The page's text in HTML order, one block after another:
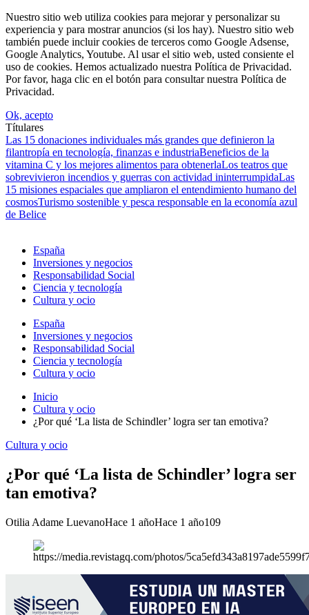
Nuestro sitio web utiliza cookies para mejorar y personalizar su
experiencia y para mostrar anuncios (si los hay). Nuestro sitio web
también puede incluir cookies de terceros como Google Adsense,
Google Analytics, Youtube. Al usar el sitio web, usted consiente el
uso de cookies. Hemos actualizado nuestra Política de Privacidad.
Por favor, haga clic en el botón para consultar nuestra Política de
Privacidad.
Ok, acepto
Títulares
Las 15 donaciones individuales más grandes que definieron la
filantropía en tecnología, finanzas e industriaBeneficios de la
vitamina C y los mejores alimentos para obtenerlaLos teatros que
sobrevivieron incendios y guerras con actividad ininterrumpidaLas
15 misiones espaciales que ampliaron el entendimiento humano del
cosmosTurismo sostenible y pesca responsable en la economía azul
de Belice
España
Inversiones y negocios
Responsabilidad Social
Ciencia y tecnología
Cultura y ocio
España
Inversiones y negocios
Responsabilidad Social
Ciencia y tecnología
Cultura y ocio
Inicio
Cultura y ocio
¿Por qué ‘La lista de Schindler’ logra ser tan emotiva?
Cultura y ocio
¿Por qué ‘La lista de Schindler’ logra ser
tan emotiva?
Otilia Adame LuevanoHace 1 añoHace 1 año109